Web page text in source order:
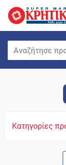
Κατηγορίες